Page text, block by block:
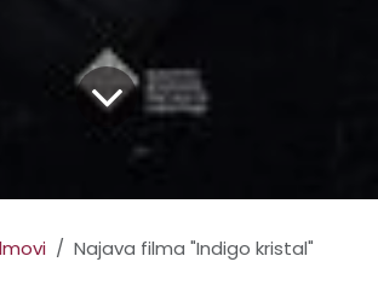
Najava filma "Indigo kristal"